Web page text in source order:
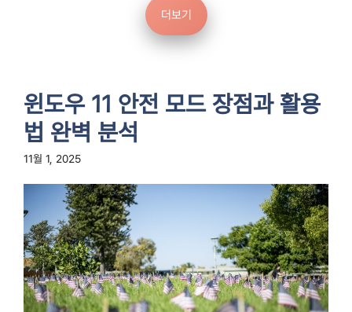
더보기
윈도우 11 안전 모드 장점과 활용
법 완벽 분석
11월 1, 2025